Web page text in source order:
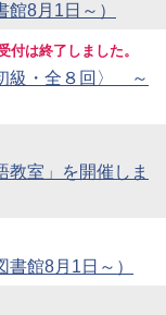
館8月1日～）
付は終了しました。
級・全８回〉 ～
教室」を開催しま
書館8月1日～）